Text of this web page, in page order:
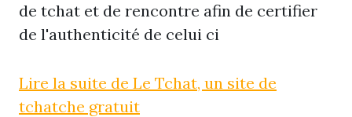
de tchat et de rencontre afin de certifier
de l'authenticité de celui ci
Lire la suite de Le Tchat, un site de
tchatche gratuit